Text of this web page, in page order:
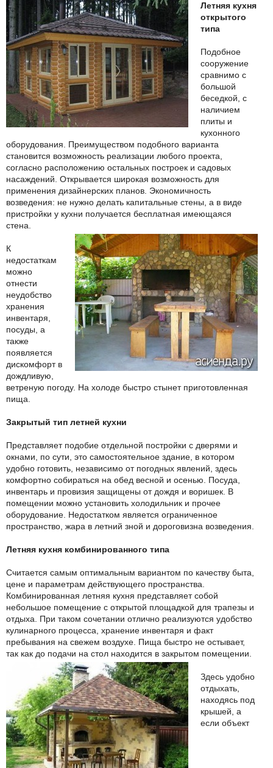
Летняя кухня
открытого
типа
Подобное
сооружение
сравнимо с
большой
беседкой, с
наличием
плиты и
кухонного
оборудования. Преимуществом подобного варианта
становится возможность реализации любого проекта,
согласно расположению остальных построек и садовых
насаждений. Открывается широкая возможность для
применения дизайнерских планов. Экономичность
возведения: не нужно делать капитальные стены, а в виде
пристройки у кухни получается бесплатная имеющаяся
стена.
К
недостаткам
можно
отнести
неудобство
хранения
инвентаря,
посуды, а
также
появляется
дискомфорт в
дождливую,
ветреную погоду. На холоде быстро стынет приготовленная
пища.
Закрытый тип летней кухни
Представляет подобие отдельной постройки с дверями и
окнами, по сути, это самостоятельное здание, в котором
удобно готовить, независимо от погодных явлений, здесь
комфортно собираться на обед весной и осенью. Посуда,
инвентарь и провизия защищены от дождя и воришек. В
помещении можно установить холодильник и прочее
оборудование. Недостатком является ограниченное
пространство, жара в летний зной и дороговизна возведения.
Летняя кухня комбинированного типа
Считается самым оптимальным вариантом по качеству быта,
цене и параметрам действующего пространства.
Комбинированная летняя кухня представляет собой
небольшое помещение с открытой площадкой для трапезы и
отдыха. При таком сочетании отлично реализуются удобство
кулинарного процесса, хранение инвентаря и факт
пребывания на свежем воздухе. Пища быстро не остывает,
так как до подачи на стол находится в закрытом помещении.
Здесь удобно
отдыхать,
находясь под
крышей, а
если объект